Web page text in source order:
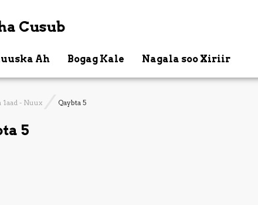
Cusub
Ah Bogag Kale Nagala soo Xiriir
1aad - Nuux Qaybta 5
5